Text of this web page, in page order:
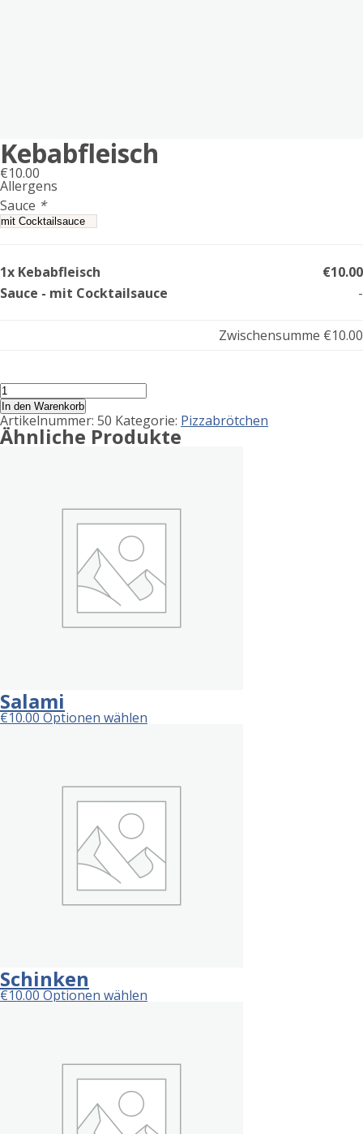
Kebabfleisch
€10.00
Allergens
Product
allergen
Sauce *
1x Kebabfleisch
€10.00
Sauce - mit Cocktailsauce
-
Zwischensumme €10.00
Kebabfleisch
Menge
In den Warenkorb
Artikelnummer: 50 Kategorie: Pizzabrötchen
Ähnliche Produkte
Salami
€10.00Optionen wählen
Schinken
€10.00Optionen wählen